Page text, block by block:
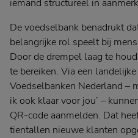
iemand structureel in
De voedselbank benadrukt
belangrijke rol speelt bij
Door de drempel laag te
te bereiken. Via een
Voedselbanken Nederland –
ik ook klaar voor jou’ –
QR-code aanmelden. Dat
tientallen nieuwe klanten